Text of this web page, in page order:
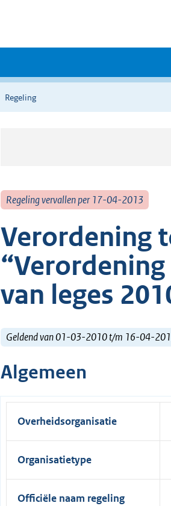
Regeling
Regeling vervallen per 17-04-2013
Verordening
van leges
Geldend van 01-03-2010 t/m 16-04-
Algemeen
Overheidsorganisatie
Organisatietype
Officiële naam regeling